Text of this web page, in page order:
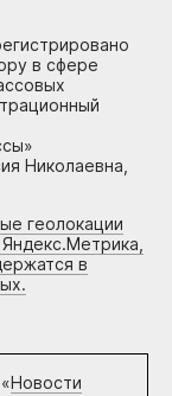
в сфере
Николаевна,
геолокации
в
Новости